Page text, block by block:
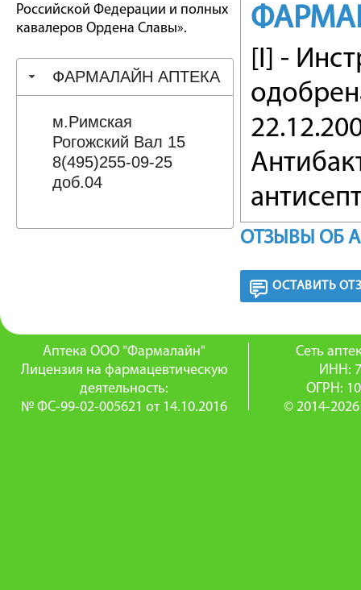
Российской Федерации и полных
кавалеров Ордена Славы».
ФАРМАЛАЙН АПТЕКА
м.Римская
Рогожский Вал 15
8(495)255-09-25
доб.04
[I] -
при
ОТЗЫВЫ ОБ
ОСТАВИТЬ
Аптека ООО "Фармалайн"
Лицензия на фармацевтическую
деятельность:
№ ФС-99-02-005621 от 14.10.2016
Сеть
ИНН:
ОГРН:
© 2014-